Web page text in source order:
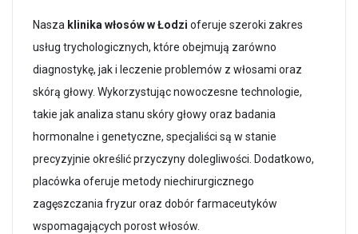
Nasza klinika włosów w Łodzi oferuje szeroki zakres
usług trychologicznych, które obejmują zarówno
diagnostykę, jak i leczenie problemów z włosami oraz
skórą głowy. Wykorzystując nowoczesne technologie,
takie jak analiza stanu skóry głowy oraz badania
hormonalne i genetyczne, specjaliści są w stanie
precyzyjnie określić przyczyny dolegliwości. Dodatkowo,
placówka oferuje metody niechirurgicznego
zagęszczania fryzur oraz dobór farmaceutyków
wspomagających porost włosów.